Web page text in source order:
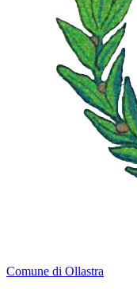
Comune di Ollastra